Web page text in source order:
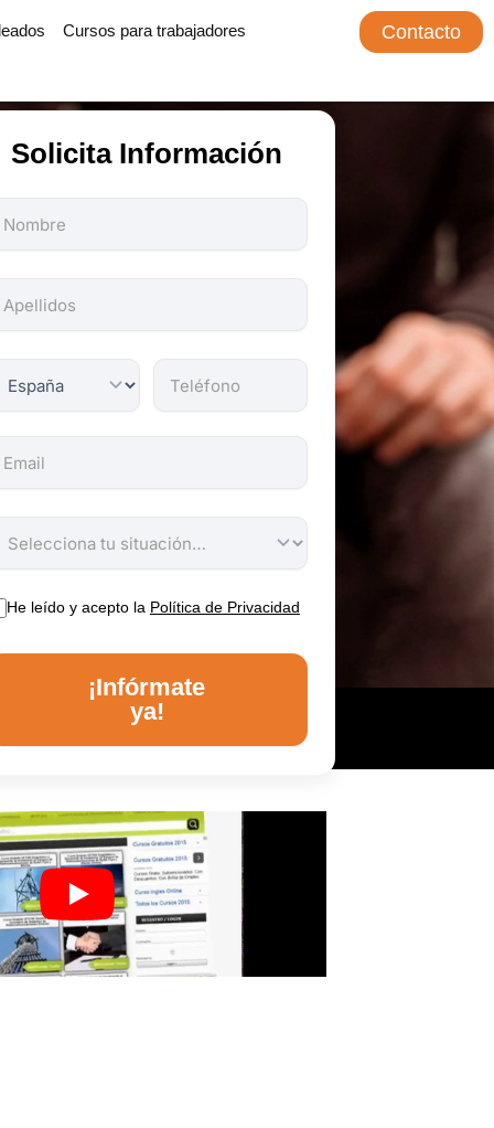
Cursos para trabajadores Contacto
Solicita Información
He leído y acepto la Política de Privacidad
¡Infórmate
ya!